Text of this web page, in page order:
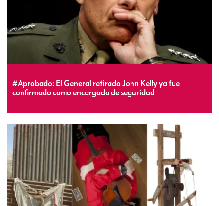
#Aprobado: El General retirado John Kelly ya fue
confirmado como encargado de seguridad